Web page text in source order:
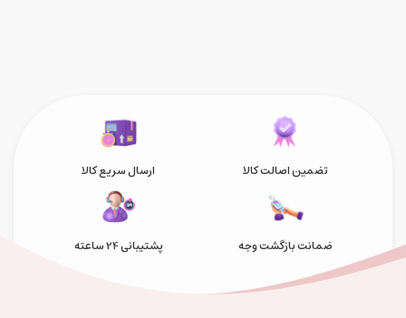
تضمین اصالت کالا ارسال سریع کالا
ضمانت بازگشت وجه پشتیبانی 24 ساعته